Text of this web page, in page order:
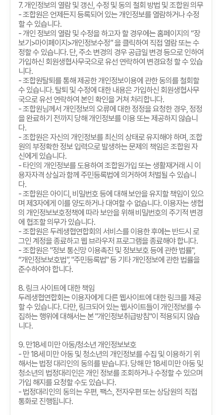
7.개인정보의 열람 및 갱신,수정 및 동의 철회 방법 및 조합원 의무
-조합원은 언제든지 등록되어 있는 개인정보를 열람하거나 수정
할 수 있습니다.
-개인 정보의 열람 및 수정을 하고자 할 경우에는 홈페이지의 “장
보기 >마이페이지 >개인정보수정”을 클릭하여 직접 열람 또는 수
정할 수 있습니다. 단,주소 변경의 경우 공급일 변경 등으로 인하여
가입하신 회원생협사무국으로 유선 연락하여 변경요청 할 수 있습
니다.
-조합원탈퇴를 통해 제공한 개인정보이용에 관한 동의를 철회할
수 있습니다. 탈퇴 및 수정에 대한 내용은 가입하신 회원생협사무
국으로 유선 연락하여 본인 확인을 거쳐 처리합니다.
-조합원님께서 개인정보의 오류에 대한 정정을 요청한 경우, 정정
을 완료하기 전까지 당해 개인정보를 이용 또는 제공하지 않습니
다.
-조합원은 자신의 개인정보를 최신의 상태로 유지해야 하며,조합
원의 부정확한 정보 입력으로 발생하는 문제의 책임은 조합원 자
신에게 있습니다.
- 타인의 개인정보를 도용하여 조합원가입 또는 생활재거래 시 이
용자자격 상실과 함께 주민등록법에 의거하여 처벌될 수 있습니
다.
-조합원은 아이디 , 비밀번호 등에 대해 보안을 유지할 책임이 있으
며 제3자에게 이를 양도하거나 대여할 수 없습니다. 이용자는 생협
의 개인정보보호정책에 따라 보안을 위해 비밀번호의 주기적 변경
에 협조할 의무가 있습니다.
-조합원은 두레생협연합회의 서비스를 이용한 후에는 반드시 로
그인 계정을 종료하고 웹 브라우저 프로그램을 종료해야 합니다.
-조합원은"정보 통신망 이용촉진 및 정보보호 등에 관한 법률",
“개인정보보호법”, "주민등록법"등 기타 개인정보에 관한 법률을
준수하여야 합니다.
8. 링크 사이트에 대한 책임
두레생협연합회는 이용자에게 다른 웹사이트에 대한 링크를 제공
할 수 있습니다. 다만, 링크되어 있는 웹사이트들이 개인정보를 수
집하는 행위에 대해서는 본"개인정보취급방침"이 적용되지 않습
니다.
9. 만18세 미만 아동/청소년 개인정보보호
- 만18세 미만 아동 및 청소년의 개인정보를 수집 및 이용하기 위
해서는 법정 대리인의 동의를 받습니다. 당해 만18세 미만 아동 및
청소년의 법정대리인은 개인 정보를 조회하거나 수정할 수 있으며
가입 해지를 요청할 수도 있습니다.
- 법정대리인의 동의는 우편, 팩스, 전자우편 또는 상담원의 직접
통화로 진행됩니다.